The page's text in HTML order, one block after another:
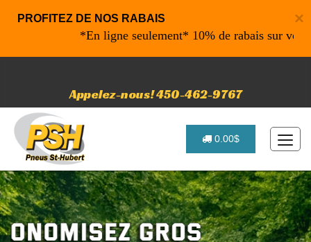
×
PROFITEZ DE NOS RABAIS
*En ligne seulement* 10% de rabais sur vos
Appelez-nous! 450-462-9767
0.00$